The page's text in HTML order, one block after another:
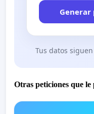
Tus datos
Otras peticiones que